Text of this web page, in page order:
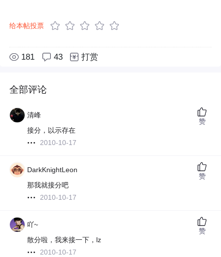
给本帖投票
181 43 打赏
全部评论
清峰
接分，以示存在
2010-10-17
赞
DarkKnightLeon
那我就接分吧
2010-10-17
赞
吖~
散分啦，我来接一下，lz
2010-10-17
赞